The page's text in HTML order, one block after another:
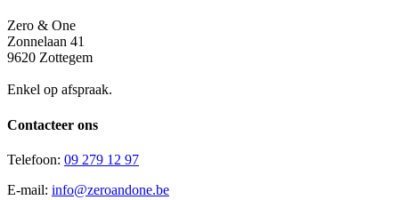
Zero & One
Zonnelaan 41
9620 Zottegem
Enkel op afspraak.
Contacteer ons
Telefoon: 09 279 12 97
E-mail: info@zeroandone.be